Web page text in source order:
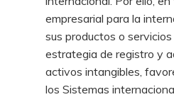
empresarial para la
sus productos o
estrategia de registro y
activos intangibles,
los Sistemas